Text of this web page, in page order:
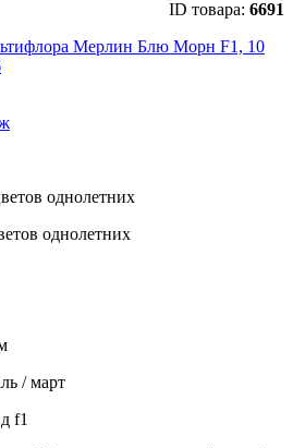
ID товара: 6691
однолетних
однолетних
/ март
f1